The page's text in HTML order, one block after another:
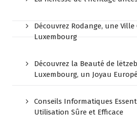
Découvrez Rodange, une
Luxembourg
Découvrez la Beauté de
Luxembourg, un Joyau
Conseils Informatiques
Utilisation Sûre et Efficace